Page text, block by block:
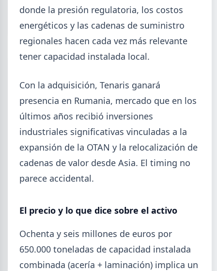
5,7% en 2026 y la capacidad instalada bajó a 40,8%,
uno de los niveles más bajos de la serie.
ACERO
Junio 2026
155,7 Mt en junio 2026 (+1,7% i.a.), mientras el
acumulado enero-junio retrocede 0,7%.
donde la presión regulatoria, los costos
energéticos y las cadenas de suministro
regionales hacen cada vez más relevante
tener capacidad instalada local.
Con la adquisición, Tenaris ganará
presencia en Rumania, mercado que en los
últimos años recibió inversiones
industriales significativas vinculadas a la
expansión de la OTAN y la relocalización de
cadenas de valor desde Asia. El timing no
parece accidental.
El precio y lo que dice sobre el activo
Ochenta y seis millones de euros por
650.000 toneladas de capacidad instalada
combinada (acería + laminación) implica un